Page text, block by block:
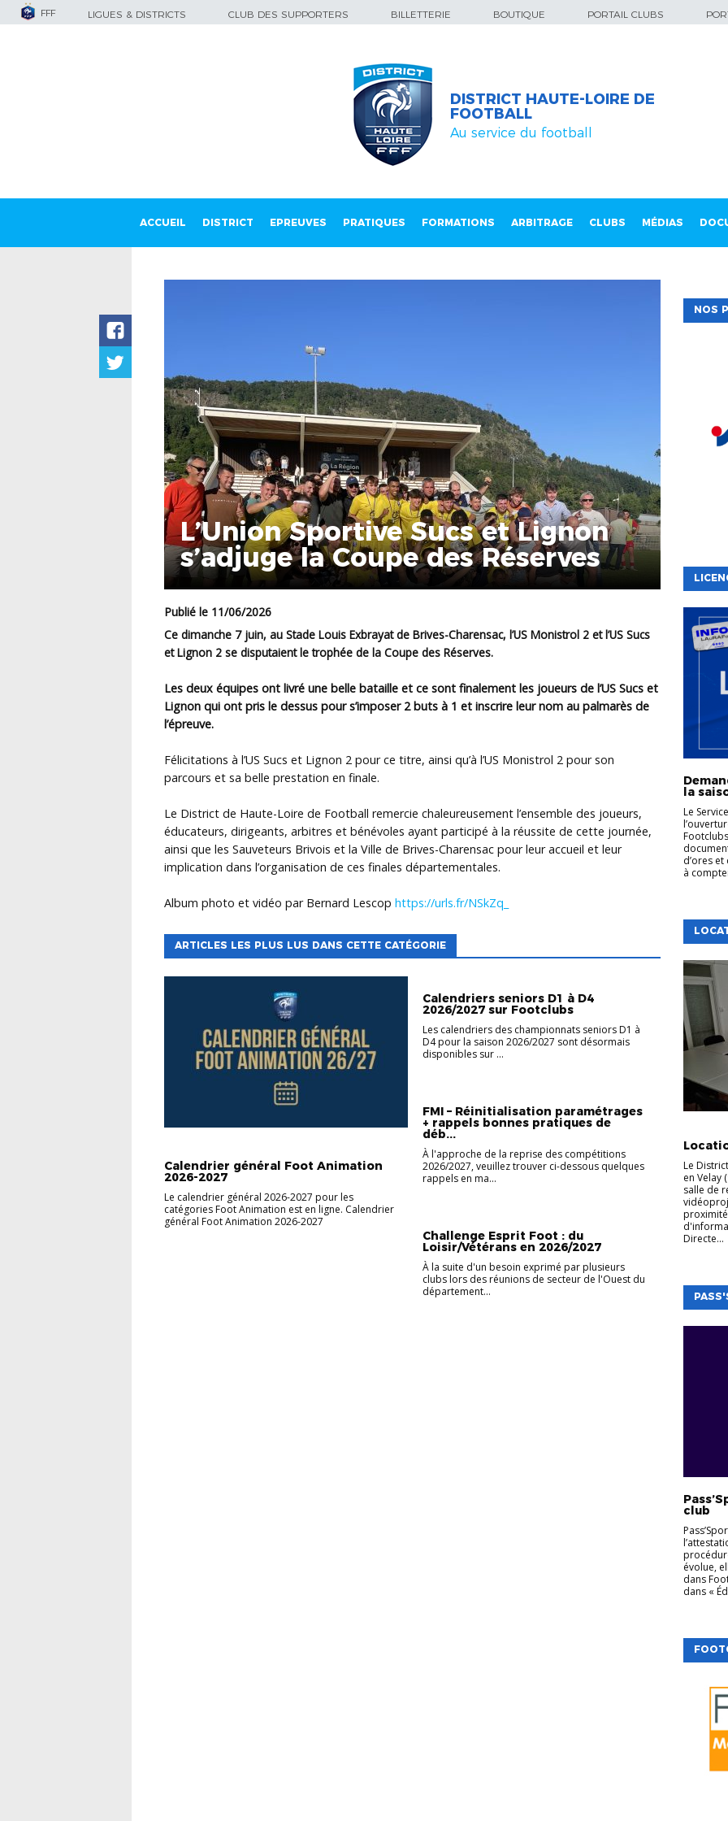
FFF LIGUES & DISTRICTS CLUB DES SUPPORTERS BILLETTERIE BOUTIQUE PORTAIL CLUBS
DISTRICT HAUTE-LOIRE DE
FOOTBALL
Au service du football
ACCUEIL DISTRICT EPREUVES PRATIQUES FORMATIONS ARBITRAGE CLUBS MÉDIAS
L’Union Sportive Sucs et Lignon
s’adjuge la Coupe des Réserves
Publié le 11/06/2026
Ce dimanche 7 juin, au Stade Louis Exbrayat de Brives-Charensac, l’US Monistrol 2 et l’US Sucs
et Lignon 2 se disputaient le trophée de la Coupe des Réserves.
Les deux équipes ont livré une belle bataille et ce sont finalement les joueurs de l’US Sucs et
Lignon qui ont pris le dessus pour s’imposer 2 buts à 1 et inscrire leur nom au palmarès de
l’épreuve.
Félicitations à l’US Sucs et Lignon 2 pour ce titre, ainsi qu’à l’US Monistrol 2 pour son
parcours et sa belle prestation en finale.
Le District de Haute-Loire de Football remercie chaleureusement l’ensemble des joueurs,
éducateurs, dirigeants, arbitres et bénévoles ayant participé à la réussite de cette journée,
ainsi que les Sauveteurs Brivois et la Ville de Brives-Charensac pour leur accueil et leur
implication dans l’organisation de ces finales départementales.
Album photo et vidéo par Bernard Lescop https://urls.fr/NSkZq_
ARTICLES LES PLUS LUS DANS CETTE CATÉGORIE
Calendrier général Foot Animation
2026-2027
Le calendrier général 2026-2027 pour les
catégories Foot Animation est en ligne. Calendrier
général Foot Animation 2026-2027
Calendriers seniors D1 à D4
2026/2027 sur Footclubs
Les calendriers des championnats seniors D1 à
D4 pour la saison 2026/2027 sont désormais
disponibles sur ...
FMI – Réinitialisation paramétrages
+ rappels bonnes pratiques de
déb...
À l'approche de la reprise des compétitions
2026/2027, veuillez trouver ci-dessous quelques
rappels en ma...
Challenge Esprit Foot : du
Loisir/Vétérans en 2026/2027
À la suite d'un besoin exprimé par plusieurs
clubs lors des réunions de secteur de l'Ouest du
département...
NOS
la
Le
d’ores
à
Le
en Velay
salle de
Directe...
club
évolue,
dans
dans «